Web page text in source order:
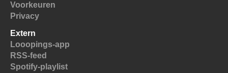
Voorkeuren
Privacy
Extern
Looopings-app
RSS-feed
Spotify-playlist